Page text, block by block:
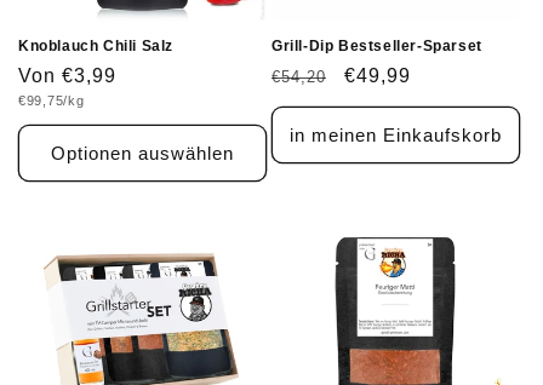
Knoblauch Chili Salz
Normaler
Preis
Von €3,99
Grundpreis
€99,75/kg
Optionen auswählen
Grill-Dip Bestseller-Sparset
Normaler
Preis
€54,20 Verkaufspreis
€49,99
in meinen Einkaufskorb